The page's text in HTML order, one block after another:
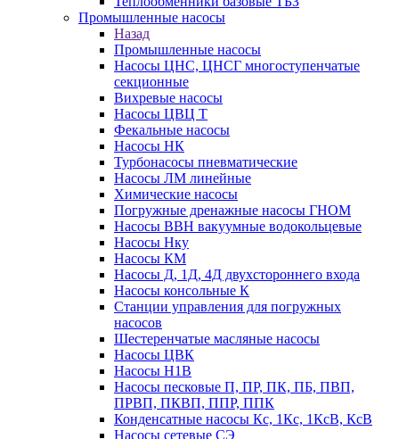
Промышленные насосы
Назад
Промышленные насосы
Насосы ЦНС, ЦНСГ многоступенчатые
секционные
Вихревые насосы
Насосы ЦВЦ Т
Фекальные насосы
Насосы НК
Турбонасосы пневматические
Насосы ЛМ линейные
Химические насосы
Погружные дренажные насосы ГНОМ
Насосы ВВН вакуумные водокольцевые
Насосы Нку
Насосы КМ
Насосы Д, 1Д, 4Д двухстороннего входа
Насосы консольные К
Станции управления для погружных
насосов
Шестеренчатые масляные насосы
Насосы ЦВК
Насосы Н1В
Насосы песковые П, ПР, ПК, ПБ, ПВП,
ПРВП, ПКВП, ППР, ППК
Конденсатные насосы Кс, 1Кс, 1КсВ, КсВ
Насосы сетевые СЭ